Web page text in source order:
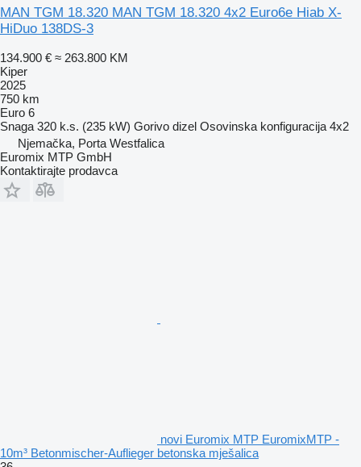
MAN TGM 18.320 MAN TGM 18.320 4x2 Euro6e Hiab X-
HiDuo 138DS-3
134.900 € ≈ 263.800 KM
Kiper
2025
750 km
Euro 6
Snaga 320 k.s. (235 kW) Gorivo dizel Osovinska konfiguracija 4x2
Njemačka, Porta Westfalica
Euromix MTP GmbH
Kontaktirajte prodavca
novi Euromix MTP EuromixMTP -
10m³ Betonmischer-Auflieger betonska mješalica